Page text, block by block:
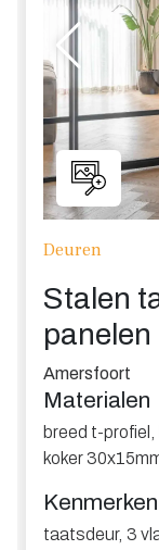
Deuren
Stalen
panelen
Amersfoort
Materialen
breed t-profiel
koker
Kenmerken
taatsdeur, 3